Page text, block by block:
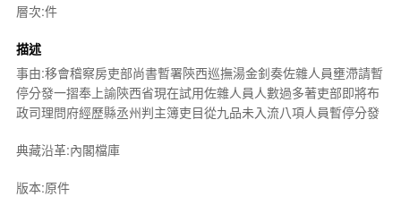
層次:件
描述
事由:移會稽察房吏部尚書暫署陝西巡撫湯金釗奏佐雜人員壅滯請暫
停分發一摺奉上諭陝西省現在試用佐雜人員人數過多著吏部即將布
政司理問府經歷縣丞州判主簿吏目從九品未入流八項人員暫停分發
典藏沿革:內閣檔庫
版本:原件